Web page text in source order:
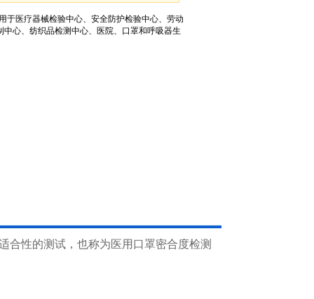
于医疗器械检验中心、安全防护检验中心、劳动
心、纺织品检测中心、医院、口罩和呼吸器生
合性的测试，也称为医用口罩密合度检测